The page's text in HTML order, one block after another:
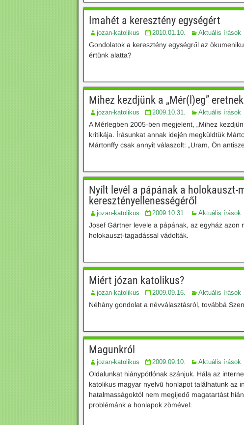
Imahét a keresztény egységért
jozan-katolikus 2010.01.10. Aktuális írások
Gondolatok a keresztény egységről az
értünk alatta?
Mihez kezdjünk a „Mér(l)eg”
jozan-katolikus 2009.10.31. Aktuális írások
A Mérlegben 2005-ben megjelent, „Mihez
kritikája. Írásunkat annak idején megküldtük
Mártonffy csak annyit válaszolt: „Uram, Ön
Nyílt levél a pápának a
keresztényellenességéről
jozan-katolikus 2009.10.31. Aktuális írások
Josef Gärtner levele a pápának, az egyház azon
holokauszt-tagadással vádolták.
Miért józan katolikus?
jozan-katolikus 2009.09.16. Aktuális írások
Néhány gondolat a névválasztásról, továbbá
Magunkról
jozan-katolikus 2009.09.10. Aktuális írások
Oldalunkat hiánypótlónak szánjuk. Hála az
katolikus magyar nyelvű honlapot találhatunk az
hatalmasságoktól nem megijedő magatartást
problémánk a honlapok zömével: